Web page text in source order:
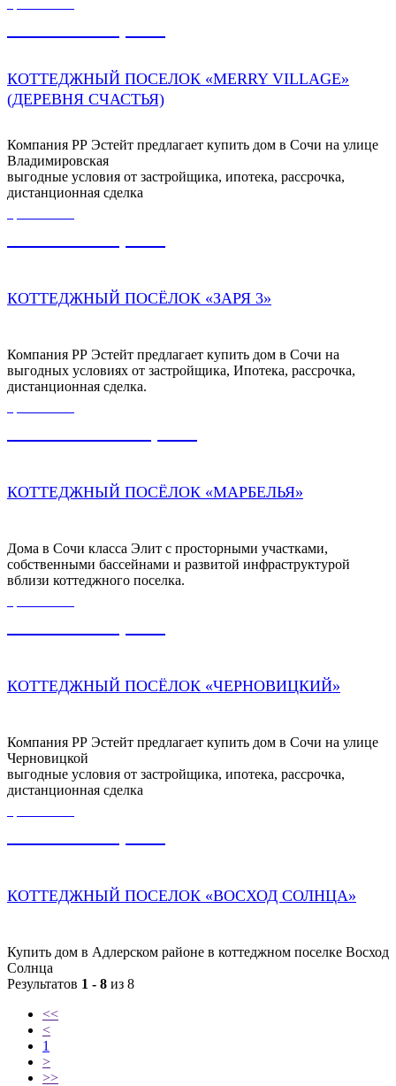
КОТТЕДЖНЫЙ ПОСЕЛОК «MERRY VILLAGE»
(ДЕРЕВНЯ СЧАСТЬЯ)
Компания РР Эстейт предлагает купить дом в Сочи на улице
Владимировская
выгодные условия от застройщика, ипотека, рассрочка,
дистанционная сделка
КОТТЕДЖНЫЙ ПОСЁЛОК «ЗАРЯ 3»
Компания РР Эстейт предлагает купить дом в Сочи на
выгодных условиях от застройщика, Ипотека, рассрочка,
дистанционная сделка.
КОТТЕДЖНЫЙ ПОСЁЛОК «МАРБЕЛЬЯ»
Дома в Сочи класса Элит с просторными участками,
собственными бассейнами и развитой инфраструктурой
вблизи коттеджного поселка.
КОТТЕДЖНЫЙ ПОСЁЛОК «ЧЕРНОВИЦКИЙ»
Компания РР Эстейт предлагает купить дом в Сочи на улице
Черновицкой
выгодные условия от застройщика, ипотека, рассрочка,
дистанционная сделка
КОТТЕДЖНЫЙ ПОСЕЛОК «ВОСХОД СОЛНЦА»
Купить дом в Адлерском районе в коттеджном поселке Восход
Солнца
Результатов 1 - 8 из 8
<<
<
1
>
>>